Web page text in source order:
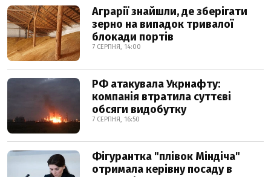
Аграрії знайшли, де зберігати
зерно на випадок тривалої
блокади портів
7 СЕРПНЯ, 14:00
РФ атакувала Укрнафту:
компанія втратила суттєві
обсяги видобутку
7 СЕРПНЯ, 16:50
Фігурантка "плівок Міндіча"
отримала керівну посаду в